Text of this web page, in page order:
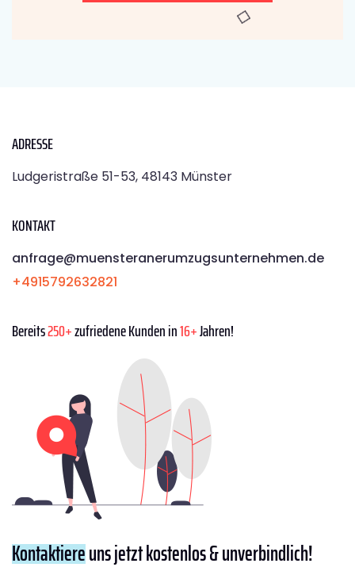
ADRESSE
Ludgeristraße 51-53, 48143 Münster
KONTAKT
anfrage@muensteranerumzugsunternehmen.de
+4915792632821
Bereits250+zufriedene Kunden in16+Jahren!
Kontaktiereuns jetzt kostenlos & unverbindlich!